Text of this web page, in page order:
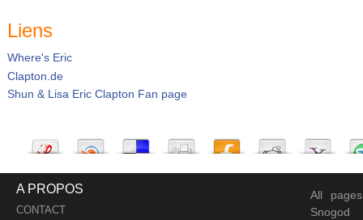
Liens
Where's Eric
Clapton.de
Shun & Lisa Eric Clapton Fan page
A PROPOS
CONTACT
All
Snogod